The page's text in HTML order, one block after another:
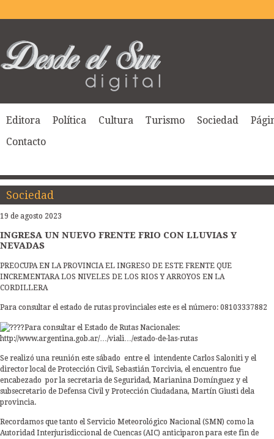
Editora Política Cultura Turismo Sociedad
Contacto
Sociedad
19 de agosto 2023
INGRESA UN NUEVO FRENTE FRIO CON LLUVIAS Y
NEVADAS
PREOCUPA EN LA PROVINCIA EL INGRESO DE ESTE FRENTE QUE
INCREMENTARA LOS NIVELES DE LOS RIOS Y ARROYOS EN LA
CORDILLERA
Para consultar el estado de rutas provinciales este es el número: 08103337882
Para consultar el Estado de Rutas Nacionales:
http://www.argentina.gob.ar/…/viali…/estado-de-las-rutas
Se realizó una reunión este sábado entre el intendente Carlos Saloniti y el
director local de Protección Civil, Sebastián Torcivia, el encuentro fue
encabezado por la secretaria de Seguridad, Marianina Domínguez y el
subsecretario de Defensa Civil y Protección Ciudadana, Martín Giusti dela
provincia.
Recordamos que tanto el Servicio Meteorológico Nacional (SMN) como la
Autoridad Interjurisdiccional de Cuencas (AIC) anticiparon para este fin de